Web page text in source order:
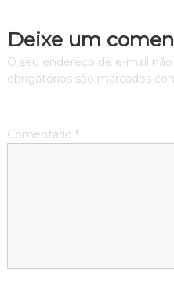
t
Deixe um
O seu endereço de e-mail não
obrigatórios são marcados
Comentário *